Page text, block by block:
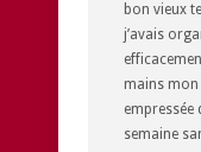
bon vieux
j’avais
mains mon
semaine